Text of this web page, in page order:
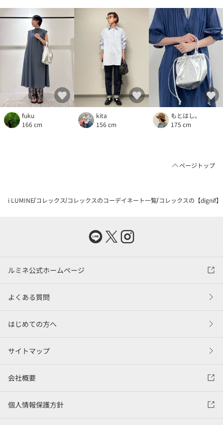
fuku
166 cm
kita
156 cm
もとはし。
175 cm
ページトップ
i LUMINE コレックス コレックスのコーデイネート一覧 コレックスの【dignif
ルミネ公式ホームページ
よくある質問
はじめての方へ
サイトマップ
会社概要
個人情報保護方針